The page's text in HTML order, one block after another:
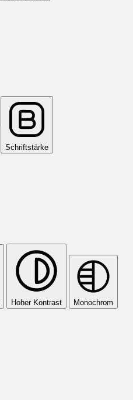
Schriftstärke
Hoher Kontrast Monochrom